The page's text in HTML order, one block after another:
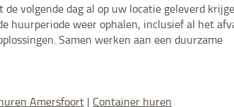
volgende dag al op uw locatie geleverd
huurperiode weer ophalen, inclusief al het
Samen werken aan een duurzame
Amersfoort | Container huren